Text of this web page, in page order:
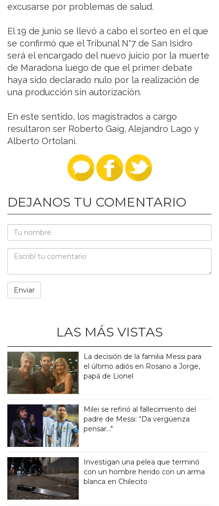
excusarse por problemas de salud.
El 19 de junio se llevó a cabo el sorteo en el que
se confirmó que el Tribunal N°7 de San Isidro
será el encargado del nuevo juicio por la muerte
de Maradona luego de que el primer debate
haya sido declarado nulo por la realización de
una producción sin autorización.
En este sentido, los magistrados a cargo
resultaron ser Roberto Gaig, Alejandro Lago y
Alberto Ortolani.
DEJANOS TU COMENTARIO
LAS MÁS VISTAS
La decisión de la familia Messi para
el último adiós en Rosario a Jorge,
papá de Lionel
Milei se refirió al fallecimiento del
padre de Messi: “Da vergüenza
pensar..."
Investigan una pelea que terminó
con un hombre herido con un arma
blanca en Chilecito